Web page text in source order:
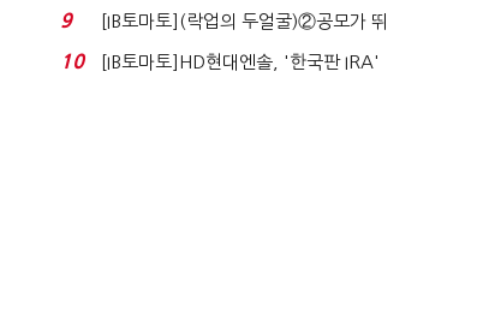
닥 벌점 급증에 ...
9
[IB토마토](락업의 두얼굴)②공모가 뛰
자 첫날 매도…FI ...
10
[IB토마토]HD현대엔솔, '한국판 IRA'